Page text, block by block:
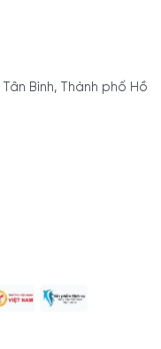
Bình, Thành phố Hồ